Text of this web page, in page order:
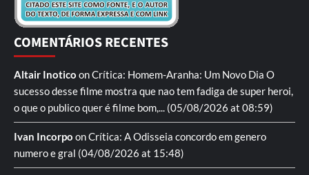
COMENTÁRIOS RECENTES
Altair Inotico onCrítica: Homem-Aranha: Um Novo Dia O
sucesso desse filme mostra que nao tem fadiga de super heroi,
o que o publico quer é filme bom,... (05/08/2026 at 08:59)
Ivan Incorpo onCrítica: A Odisseia concordo em genero
numero e gral (04/08/2026 at 15:48)